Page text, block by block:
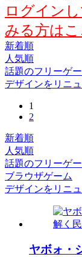
ログイン
みる方はこ
新着順
人気順
話題のフリーゲ
デザインをリニ
1
2
新着順
人気順
話題のフリーゲ
ブラウザゲーム
デザインをリニ
ヤボォ・